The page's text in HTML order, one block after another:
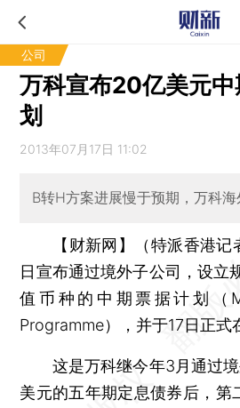
公司
万科宣布20亿美元
划
2013年07月17日 11:02
B转H方案进展慢于预期，万科
【财新网】（特派香港记
日宣布通过境外子公司，设立
值币种的中期票据计划（
Programme），并于17日正式
这是万科继今年3月通过境
美元的五年期定息债券后，第